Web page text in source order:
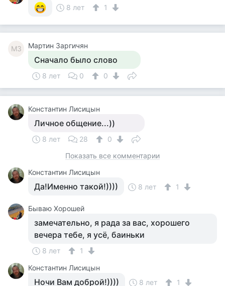
8 лет
1
МЗ Мартин Заргичян
Сначало было слово
8 лет 0 0
Константин Лисицын
Личное общение...))
8 лет 28
0
Показать все комментарии
Константин Лисицын
Да!Именно такой!)))) 8 лет 1
Бываю Хорошей
замечательно, я рада за вас, хорошего
вечера тебе, я усё, баиньки
8 лет
1
Константин Лисицын
Ночи Вам доброй!)))) 8 лет 1